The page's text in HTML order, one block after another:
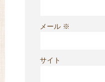
メール ※
サイト